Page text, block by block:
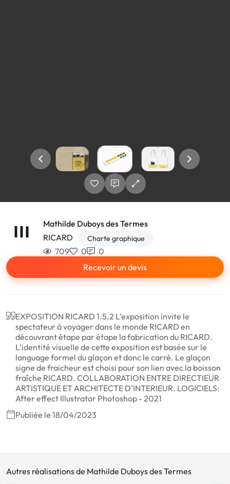
Mathilde Duboys des Termes
RICARD
Charte graphique
709 0
0
Recevoir un devis
EXPOSITION RICARD 1.5.2 L’exposition invite le
spectateur à voyager dans le monde RICARD en
découvrant étape par étape la fabrication du RICARD.
L’identité visuelle de cette exposition est basée sur le
language formel du glaçon et donc le carré. Le glaçon
signe de fraicheur est choisi pour son lien avec la boisson
fraîche RICARD. COLLABORATION ENTRE DIRECTIEUR
ARTISTIQUE ET ARCHITECTE D’INTERIEUR. LOGICIELS:
After effect Illustrator Photoshop - 2021
Publiée le 18/04/2023
Autres réalisations de Mathilde Duboys des Termes